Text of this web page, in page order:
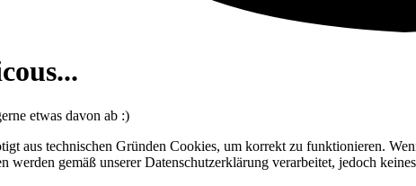
etwas davon ab :)
aus technischen Gründen Cookies, um korrekt zu funktionieren.
werden gemäß unserer Datenschutzerklärung verarbeitet, jedoch